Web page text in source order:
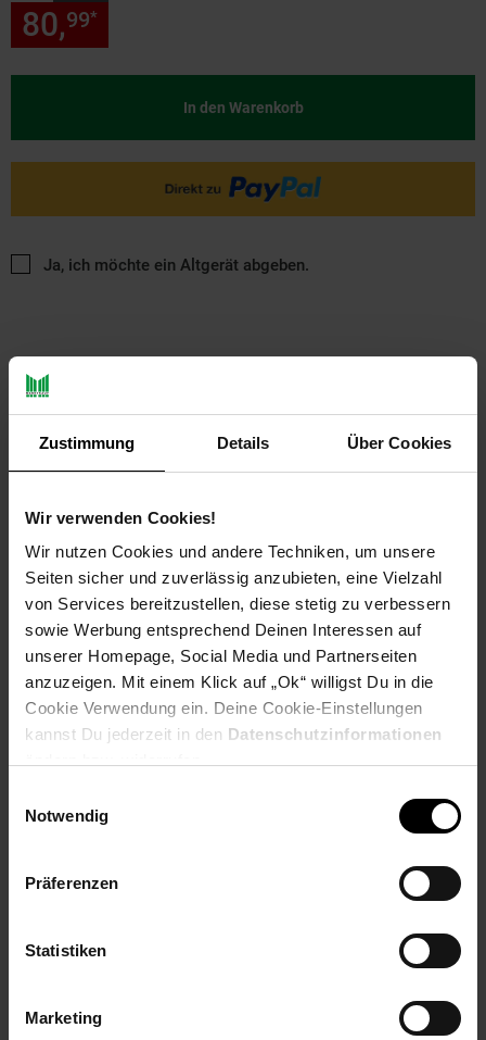
Zustimmung Details Über Cookies
Wir verwenden Cookies!
Wir nutzen Cookies und andere Techniken, um unsere
Seiten sicher und zuverlässig anzubieten, eine Vielzahl
von Services bereitzustellen, diese stetig zu verbessern
sowie Werbung entsprechend Deinen Interessen auf
unserer Homepage, Social Media und Partnerseiten
anzuzeigen. Mit einem Klick auf „Ok“ willigst Du in die
Cookie Verwendung ein. Deine Cookie-Einstellungen
kannst Du jederzeit in den Datenschutzinformationen
Notwendig
Präferenzen
Statistiken
Marketing
80,99*
In den Warenkorb
Ja, ich möchte ein Altgerät abgeben.
PAYBACK
Extra°Punkte:
0
Produktbeschreibung
Genießen Sie ein einzigartiges Zahnputzerlebnis und ein neues
Level der Mundhygiene mit der Next-Generation Sonicare
an. So sorgt sie für eine gleichbleibend optimale Leistung von
62.000 Bürstenkopfbewegungen pro Minute – selbst an
Flüssigkeitsströmung unterstützt die Reinigungsleistung des
Bürstenkopfes indem sie sanft Flüssigkeit zwischen die
umfassende Reinigung.
EAN: 8720689025201